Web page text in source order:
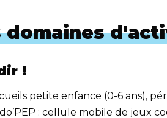
domaines
!
petite enfance (0-6 ans),
: cellule mobile de jeux